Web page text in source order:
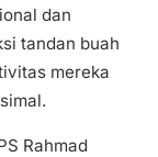
dan
tandan buah
mereka
Rahmad